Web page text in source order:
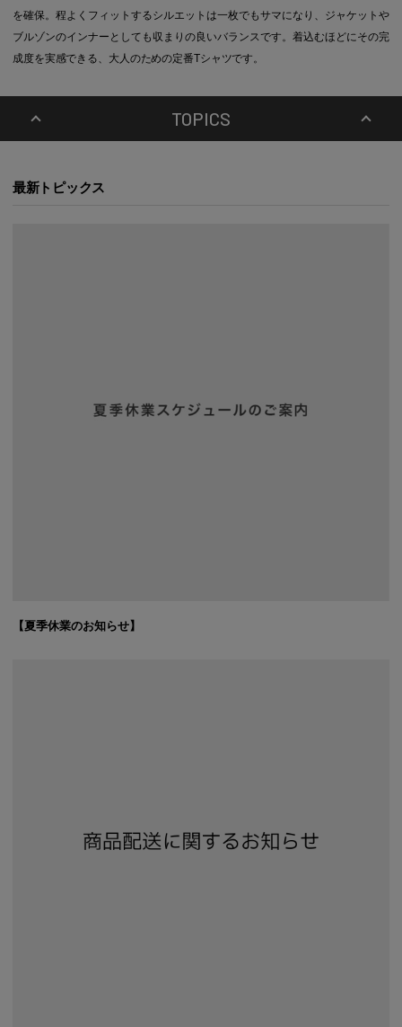
を確保。程よくフィットするシルエットは一枚でもサマになり、ジャケットや
ブルゾンのインナーとしても収まりの良いバランスです。着込むほどにその完
成度を実感できる、大人のための定番Tシャツです。
TOPICS
最新トピックス
【夏季休業のお知らせ】